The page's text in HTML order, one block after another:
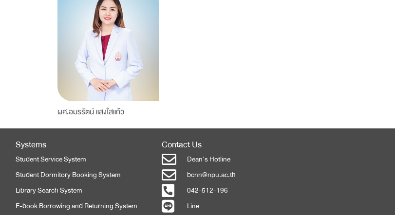
ผศ.อมรรัตน์ แสงใสแก้ว
Systems
Student Service System
Student Dormitory Booking System
Library Search System
E-book Borrowing and Returning System
Contact Us
Dean's Hotline
bcnn@npu.ac.th
042-512-196
Line